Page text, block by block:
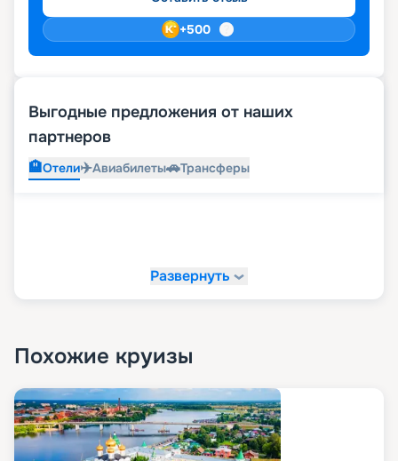
+500
Выгодные предложения от наших
партнеров
🏨Отели✈️Авиабилеты🚗Трансферы
Развернуть
Похожие круизы